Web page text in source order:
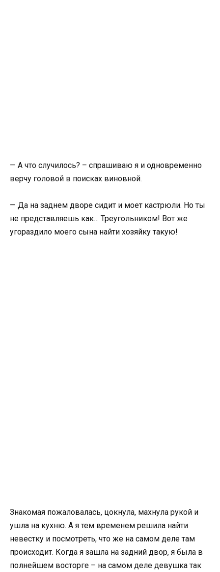
— А что случилось? – спрашиваю я и одновременно
верчу головой в поисках виновной.
— Да на заднем дворе сидит и моет кастрюли. Но ты
не представляешь как… Треугольником! Вот же
угораздило моего сына найти хозяйку такую!
Знакомая пожаловалась, цокнула, махнула рукой и
ушла на кухню. А я тем временем решила найти
невестку и посмотреть, что же на самом деле там
происходит. Когда я зашла на задний двор, я была в
полнейшем восторге – на самом деле девушка так